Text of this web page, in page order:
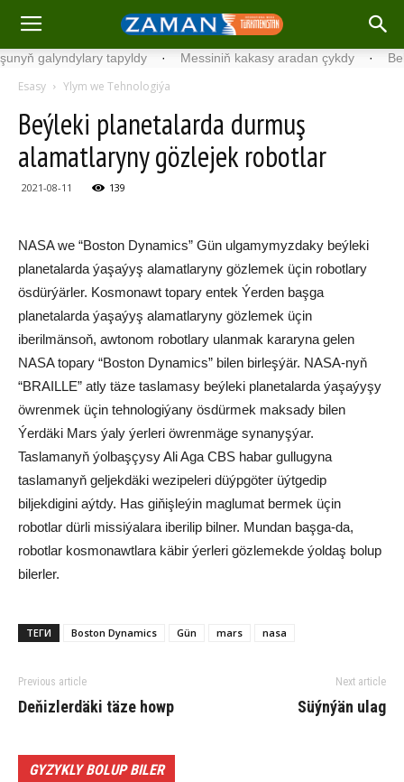
galyndylary tapyldy · Messiniň kakasy aradan çykdy ·
Esasy Ylym we Tehnologiýa
Beýleki planetalarda durmuş
alamatlaryny gözlejek robotlar
2021-08-11 139
NASA we “Boston Dynamics” Gün ulgamymyzdaky beýleki
planetalarda ýaşaýyş alamatlaryny gözlemek üçin robotlary
ösdürýärler. Kosmonawt topary entek Ýerden başga
planetalarda ýaşaýyş alamatlaryny gözlemek üçin
iberilmänsoň, awtonom robotlary ulanmak kararyna gelen
NASA topary “Boston Dynamics” bilen birleşýär. NASA-nyň
“BRAILLE” atly täze taslamasy beýleki planetalarda ýaşaýyşy
öwrenmek üçin tehnologiýany ösdürmek maksady bilen
Ýerdäki Mars ýaly ýerleri öwrenmäge synanyşýar.
Taslamanyň ýolbaşçysy Ali Aga CBS habar gullugyna
taslamanyň geljekdäki wezipeleri düýpgöter üýtgedip
biljekdigini aýtdy. Has giňişleýin maglumat bermek üçin
robotlar dürli missiýalara iberilip bilner. Mundan başga-da,
robotlar kosmonawtlara käbir ýerleri gözlemekde ýoldaş bolup
bilerler.
ТЕГИ Boston Dynamics Gün mars nasa
Previous article
Deňizlerdäki täze howp
Next article
Süýnýän ulag
GYZYKLY BOLUP BILER